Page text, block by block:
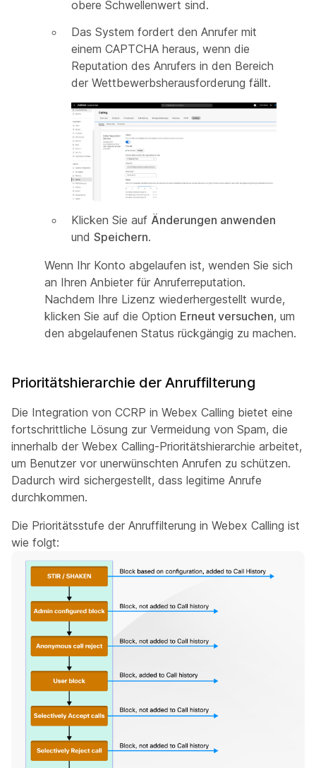
obere Schwellenwert sind.
Das System fordert den Anrufer mit
einem CAPTCHA heraus, wenn die
Reputation des Anrufers in den Bereich
der Wettbewerbsherausforderung fällt.
Klicken Sie auf Änderungen anwenden
und Speichern.
Wenn Ihr Konto abgelaufen ist, wenden Sie sich
an Ihren Anbieter für Anruferreputation.
Nachdem Ihre Lizenz wiederhergestellt wurde,
klicken Sie auf die Option Erneut versuchen, um
den abgelaufenen Status rückgängig zu machen.
Prioritätshierarchie der Anruffilterung
Die Integration von CCRP in Webex Calling bietet eine
fortschrittliche Lösung zur Vermeidung von Spam, die
innerhalb der Webex Calling-Prioritätshierarchie arbeitet,
um Benutzer vor unerwünschten Anrufen zu schützen.
Dadurch wird sichergestellt, dass legitime Anrufe
durchkommen.
Die Prioritätsstufe der Anruffilterung in Webex Calling ist
wie folgt: